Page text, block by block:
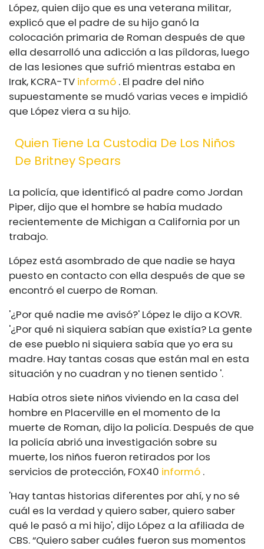
López, quien dijo que es una veterana militar,
explicó que el padre de su hijo ganó la
colocación primaria de Roman después de que
ella desarrolló una adicción a las píldoras, luego
de las lesiones que sufrió mientras estaba en
Irak, KCRA-TV informó . El padre del niño
supuestamente se mudó varias veces e impidió
que López viera a su hijo.
Quien Tiene La Custodia De Los Niños
De Britney Spears
La policía, que identificó al padre como Jordan
Piper, dijo que el hombre se había mudado
recientemente de Michigan a California por un
trabajo.
López está asombrado de que nadie se haya
puesto en contacto con ella después de que se
encontró el cuerpo de Roman.
'¿Por qué nadie me avisó?' López le dijo a KOVR.
'¿Por qué ni siquiera sabían que existía? La gente
de ese pueblo ni siquiera sabía que yo era su
madre. Hay tantas cosas que están mal en esta
situación y no cuadran y no tienen sentido '.
Había otros siete niños viviendo en la casa del
hombre en Placerville en el momento de la
muerte de Roman, dijo la policía. Después de que
la policía abrió una investigación sobre su
muerte, los niños fueron retirados por los
servicios de protección, FOX40 informó .
'Hay tantas historias diferentes por ahí, y no sé
cuál es la verdad y quiero saber, quiero saber
qué le pasó a mi hijo', dijo López a la afiliada de
CBS. “Quiero saber cuáles fueron sus momentos